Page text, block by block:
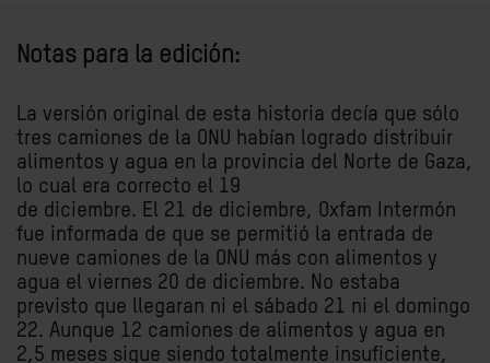
Notas para la edición:
La versión original de esta historia decía que sólo
tres camiones de la ONU habían logrado distribuir
alimentos y agua en la provincia del Norte de Gaza,
lo cual era correcto el 19
de diciembre. El 21 de diciembre, Oxfam Intermón
fue informada de que se permitió la entrada de
nueve camiones de la ONU más con alimentos y
agua el viernes 20 de diciembre. No estaba
previsto que llegaran ni el sábado 21 ni el domingo
22. Aunque 12 camiones de alimentos y agua en
2,5 meses sigue siendo totalmente insuficiente,